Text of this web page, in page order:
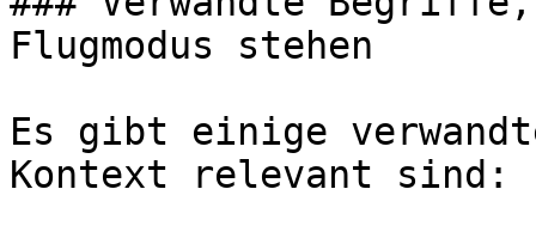
Flugmodus stehen
Es gibt einige
Kontext relevant sind: